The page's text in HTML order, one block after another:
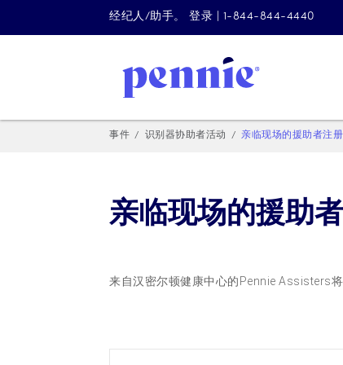
经纪人/助手。 登录 | 1-844-844-4440
事件 识别器协助者活动 亲临现场的援助者注
亲临现场的援助
来自汉密尔顿健康中心的Pennie Assisters